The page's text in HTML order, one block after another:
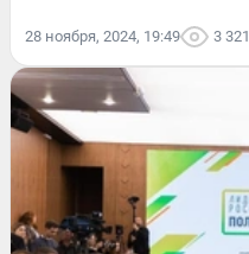
28 ноября, 2024, 19:49 3 321